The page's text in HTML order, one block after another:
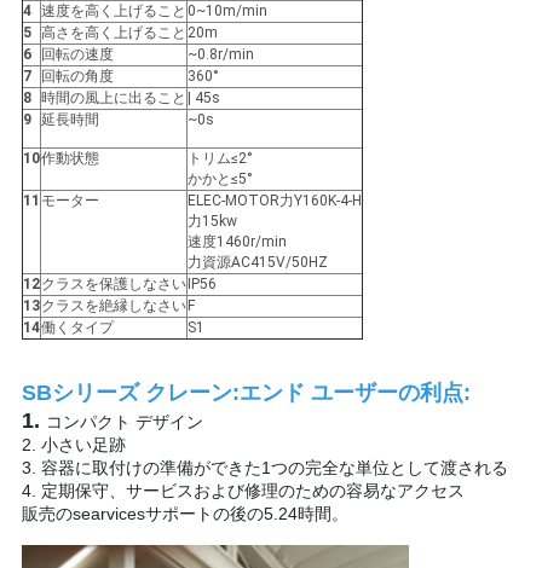
ー
ス
事
件
CONTACT
US
地
図
プ
4 速度を高く上げること 0~10m/min
5 高さを高く上げること 20m
6
回転の速度
~0.8r/min
7
回転の角度
360°
8
時間の風上に出ること
| 45s
9 延長時間 ~0s
10作動状態
トリム≤2°
かかと≤5°
11 モーター
ELEC-MOTOR力Y160K-4-H
力15kw
速度1460r/min
力資源AC415V/50HZ
12クラスを保護しなさい IP56
13クラスを絶縁しなさい F
14働くタイプ S1
SBシリーズ クレーン:エンド ユーザーの利点:
1. コンパクト デザイン
2. 小さい足跡
3. 容器に取付けの準備ができた1つの完全な単位として渡される
4. 定期保守、サービスおよび修理のための容易なアクセス
販売のsearvicesサポートの後の5.24時間。